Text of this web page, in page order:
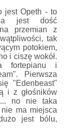
jest Opeth - to
jest dość
przemian z
tak
potokiem,
i ciszę wokół.
fortepianu i
Pierwsza
"Edenbeast"
i z głośników
no nie taka
nie ma miejsca
jest bólu,